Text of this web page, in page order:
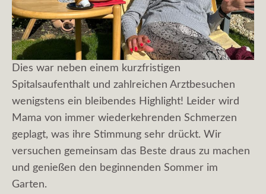
Dies war neben einem kurzfristigen
Spitalsaufenthalt und zahlreichen Arztbesuchen
wenigstens ein bleibendes Highlight! Leider wird
Mama von immer wiederkehrenden Schmerzen
geplagt, was ihre Stimmung sehr drückt. Wir
versuchen gemeinsam das Beste draus zu machen
und genießen den beginnenden Sommer im
Garten.